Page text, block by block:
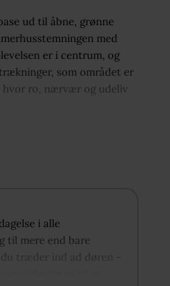
ud til åbne, grønne
med
er i centrum, og
som området er
hvor ro, nærvær og udeliv
til den imponerende,
ligger mere
flot sammen.
i alle
til mere end bare
træder ind ad døren -